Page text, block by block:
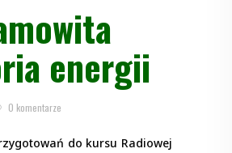
energii
0 komentarze
do kursu Radiowej